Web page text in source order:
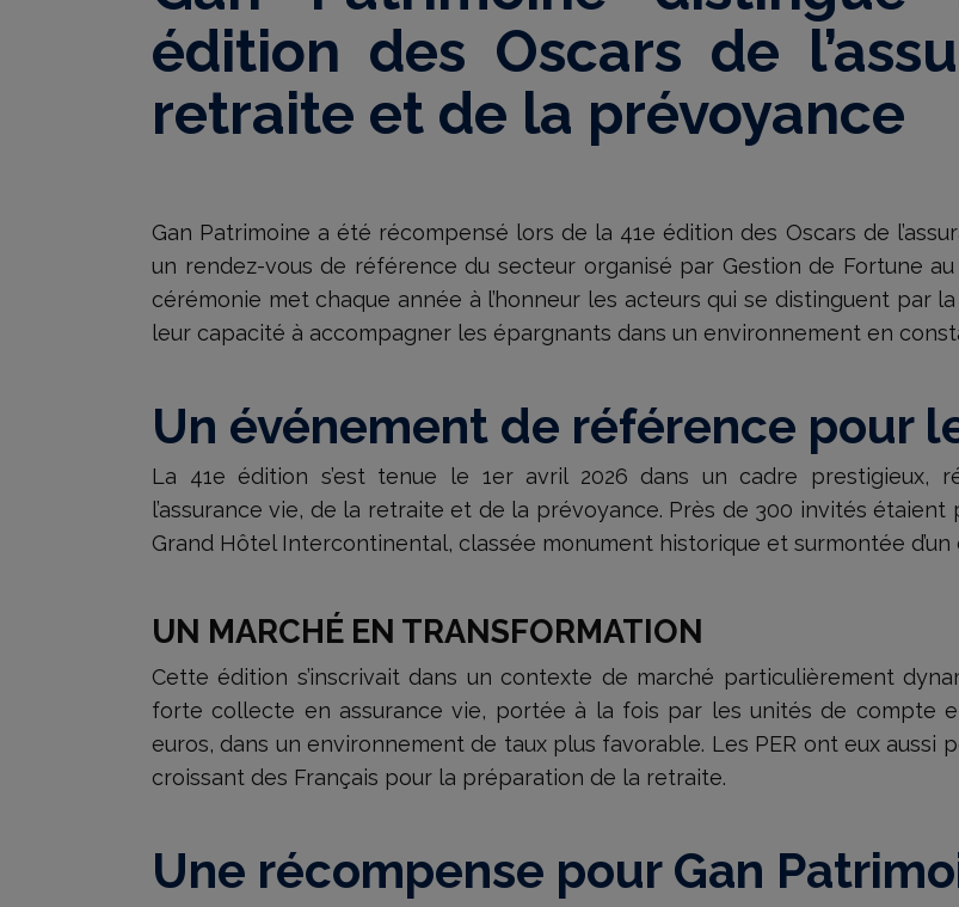
édition des Oscars de
retraite et de la prévoyance
Gan Patrimoine a été récompensé lors de la 41e édition des Oscars de
un rendez-vous de référence du secteur organisé par Gestion de Fortune
cérémonie met chaque année à l’honneur les acteurs qui se distinguent par
leur capacité à accompagner les épargnants dans un environnement en
Un événement de référence pour
La 41e édition s’est tenue le 1er avril 2026 dans un cadre prestigieux,
l’assurance vie, de la retraite et de la prévoyance. Près de 300 invités
Grand Hôtel Intercontinental, classée monument historique et surmontée d’un
UN MARCHÉ EN TRANSFORMATION
Cette édition s’inscrivait dans un contexte de marché particulièrement
forte collecte en assurance vie, portée à la fois par les unités de compte
euros, dans un environnement de taux plus favorable. Les PER ont eux aussi
croissant des Français pour la préparation de la retraite.
Une récompense pour Gan